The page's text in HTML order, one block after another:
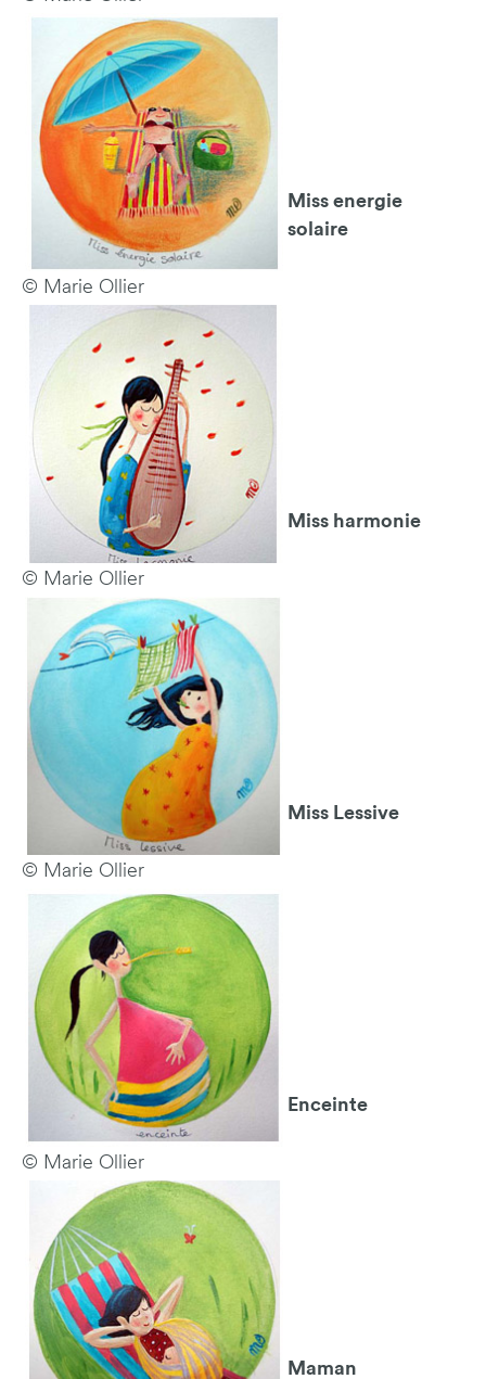
Miss energie
solaire
© Marie Ollier
Miss harmonie
© Marie Ollier
Miss Lessive
© Marie Ollier
Enceinte
© Marie Ollier
Maman